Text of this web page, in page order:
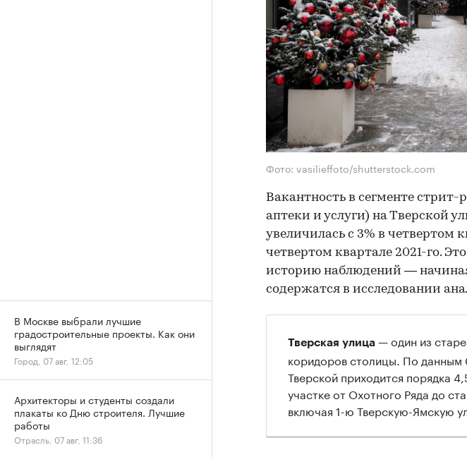
Фото: vasilieffoto/shutterstock.com
Вакантность в сегменте
аптеки и услуги) на Тверской
увеличилась с 3% в четвертом
четвертом квартале 2021-го.
историю наблюдений —
содержатся в исследовании
Тверская улица — один из
коридоров столицы. По
Тверской приходится порядка
участке от Охотного Ряда до
включая 1-ю Тверскую-Ямскую
В Москве выбрали лучшие
градостроительные проекты. Как они
выглядят
Город, 07 авг, 12:05
Архитекторы и студенты создали
плакаты ко Дню строителя. Лучшие
работы
Отрасль, 07 авг, 11:36